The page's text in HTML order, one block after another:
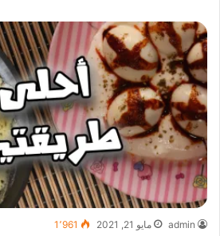
admin مايو 21, 2021 1٬961